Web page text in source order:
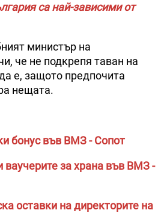
са най-зависими от
министър на
че не подкрепя таван на
е, защото предпочита
нещата.
бонус във ВМЗ - Сопот
ваучерите за храна във ВМЗ -
оставки на директорите на